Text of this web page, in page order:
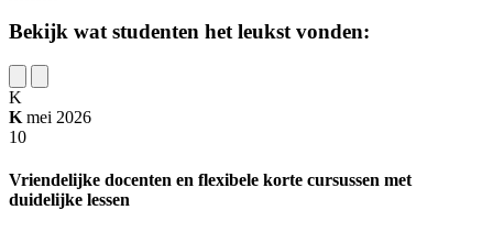
Bekijk wat studenten het leukst vonden:
K
K mei 2026
10
Vriendelijke docenten en flexibele korte cursussen met
duidelijke lessen